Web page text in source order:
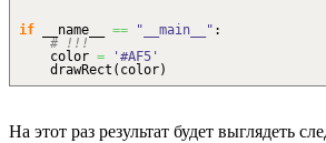
if __name__ == "__main__" :
# !!!
color =
'#AF5'
drawRect ( color)
На этот раз результат будет выглядеть